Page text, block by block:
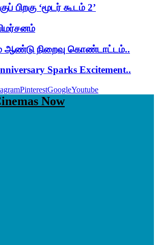
பிறகு ‘மூடர் கூடம் 2’
ஆண்டு நிறைவு கொண்டாட்டம்..
Sparks Excitement..
PinterestGoogleYoutube